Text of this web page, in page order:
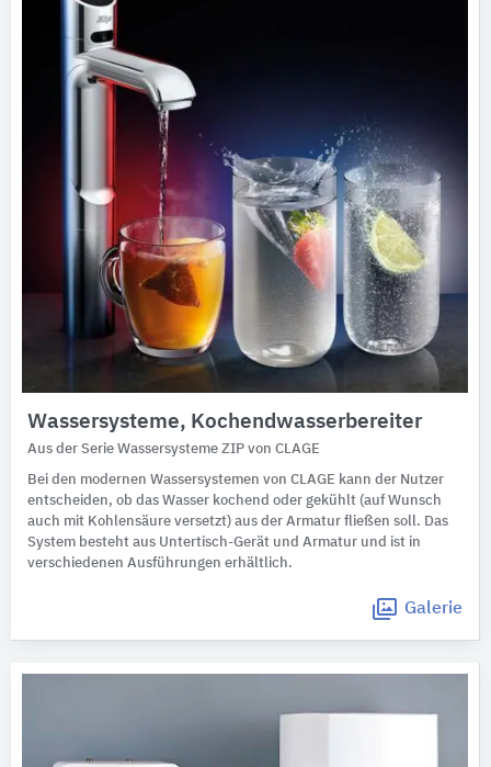
Wassersysteme, Kochendwasserbereiter
Aus der Serie Wassersysteme ZIP von CLAGE
Bei den modernen Wassersystemen von CLAGE kann der Nutzer
entscheiden, ob das Wasser kochend oder gekühlt (auf Wunsch
auch mit Kohlensäure versetzt) aus der Armatur fließen soll. Das
System besteht aus Untertisch-Gerät und Armatur und ist in
verschiedenen Ausführungen erhältlich.
Galerie